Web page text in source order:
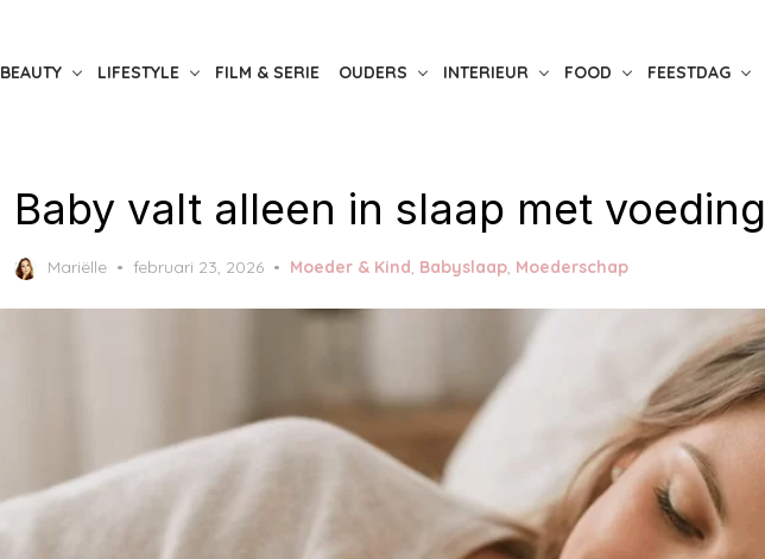
BEAUTY LIFESTYLE FILM & SERIE OUDERS INTERIEUR FOOD FEESTDAG
Baby valt alleen in slaap met voeding
Mariëlle
Posted
februari 23, 2026 Moeder & Kind Babyslaap Moederschap